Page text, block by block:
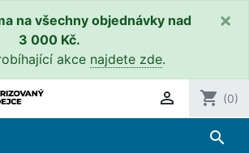
na všechny objednávky nad
3 000 Kč.
akce najdete zde.
×
 shopping_cart (0)
search